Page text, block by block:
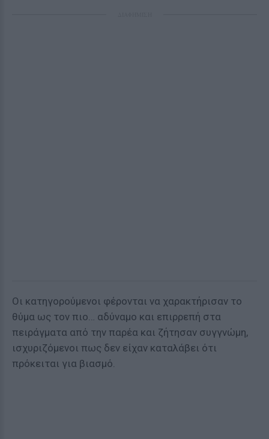
Οι κατηγορούμενοι φέρονται να χαρακτήρισαν το
θύμα ως τον πιο… αδύναμο και επιρρεπή στα
πειράγματα από την παρέα και ζήτησαν συγγνώμη,
ισχυριζόμενοι πως δεν είχαν καταλάβει ότι
πρόκειται για βιασμό.